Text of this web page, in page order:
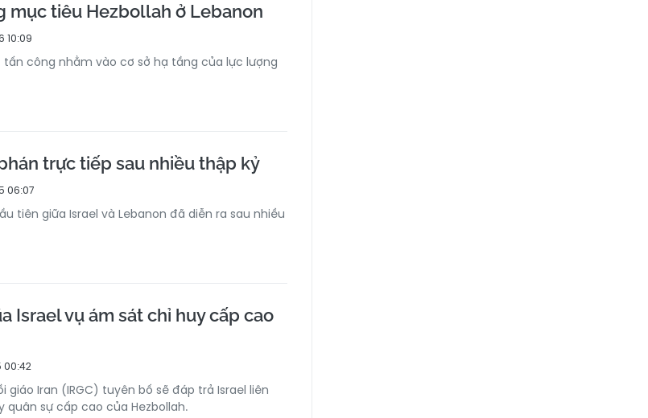
mục tiêu Hezbollah ở Lebanon
10:09
công nhằm vào cơ sở hạ tầng của lực lượng
trực tiếp sau nhiều thập kỷ
06:07
tiên giữa Israel và Lebanon đã diễn ra sau nhiều
Israel vụ ám sát chỉ huy cấp cao
00:42
giáo Iran (IRGC) tuyên bố sẽ đáp trả Israel liên
sự cấp cao của Hezbollah.